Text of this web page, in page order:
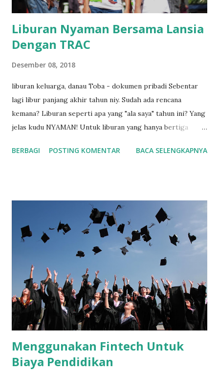
Liburan Nyaman Bersama Lansia
Dengan TRAC
Desember 08, 2018
liburan keluarga, danau Toba - dokumen pribadi Sebentar
lagi libur panjang akhir tahun niy. Sudah ada rencana
kemana? Liburan seperti apa yang "ala saya" tahun ini? Yang
jelas kudu NYAMAN! Untuk liburan yang hanya bertiga
dan segala tetek bengek transportasi dan akomodasi.
kenyamanan, yang penting tempatnya seru buat bertiga,
Kami pernah ke Yogyakarta menggunakan kereta api
ekonomi tetapi menginap di hotel yang memiliki kolam
renang dan gym. Kami pernah juga naik mobil ke Puncak dan
melakukan pendakian ke gunung Gede. Yaaa seperti itu...
ultah 17 tahun kesayangan, gunung Gede - dokumen pribadi
Saya masih menunggu jadwal kedua kesayangan, anak dan
suami, untuk menyusun liburan akhir tahun ini. Tapi yang
jelas, li...
BERBAGI POSTING KOMENTAR BACA SELENGKAPNYA
Menggunakan Fintech Untuk
Biaya Pendidikan